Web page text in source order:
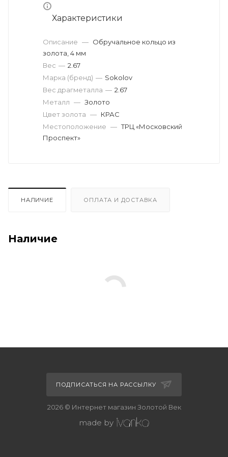
Характеристики
Описание — Обручальное кольцо из
золота, 4 мм
Вес драгметалла — 2.67
Марка (бренд) — Sokolov
Вес — 2.67
Металл — Золото
Цвет золота — КРАС
Местоположение — ТРЦ «Московский
Проспект»
НАЛИЧИЕ ОПЛАТА И ДОСТАВКА
Наличие
ПОДПИСАТЬСЯ НА РАССЫЛКУ
2026 © Интернет магазин Золотой Век
made by